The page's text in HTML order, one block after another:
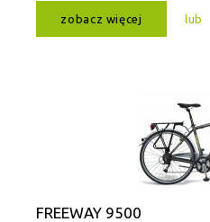
zobacz więcej lub
FREEWAY 9500